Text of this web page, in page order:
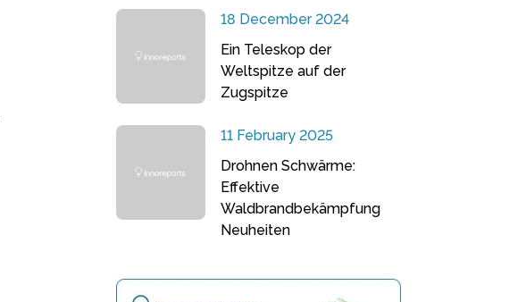
18 December 2024
Ein Teleskop der
Weltspitze auf der
Zugspitze
11 February 2025
Drohnen Schwärme:
Effektive
Waldbrandbekämpfung
Neuheiten